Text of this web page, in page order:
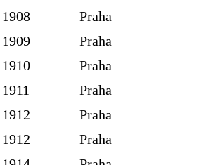
1908
Praha
1909
Praha
1910
Praha
1911
Praha
1912
Praha
1912
Praha